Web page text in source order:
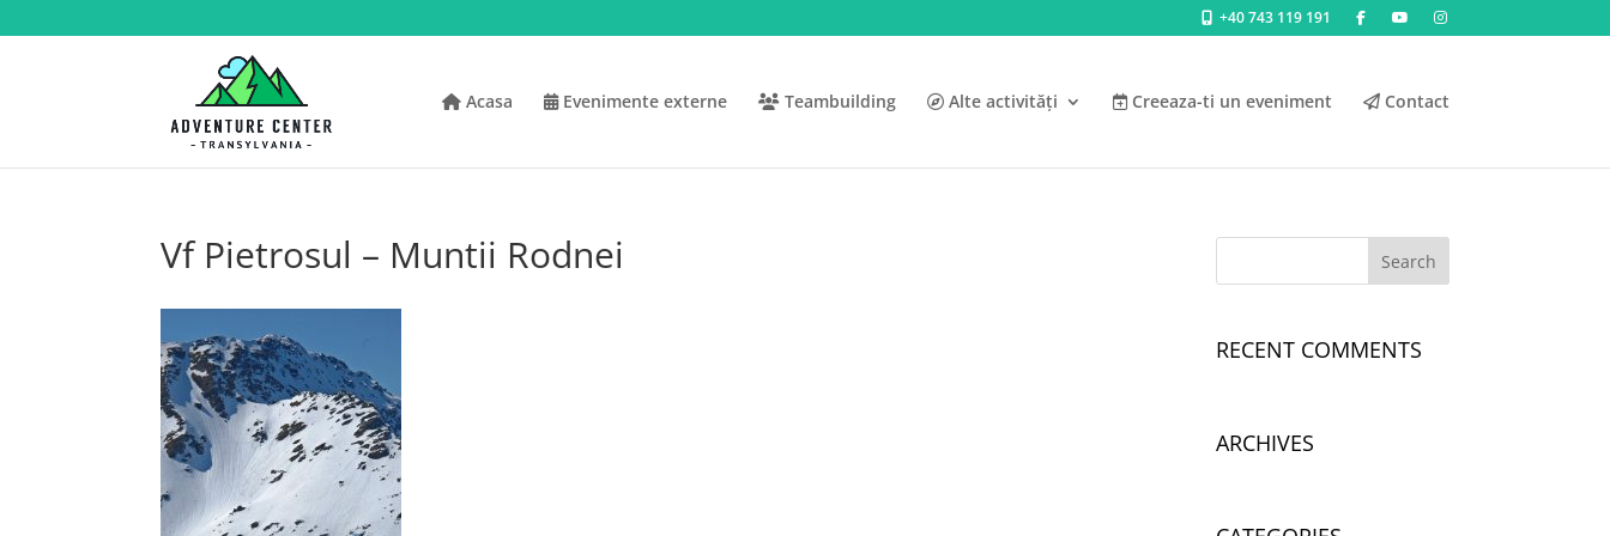
+40 743 119 191
Acasa Evenimente externe Teambuilding Alte activități Creeaza-ti un eveniment Contact
Vf Pietrosul – Muntii Rodnei
RECENT COMMENTS
ARCHIVES